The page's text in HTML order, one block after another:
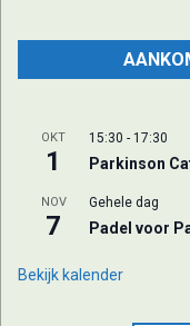
Bob
OKT
1
15:30 - 17:30
Parkinson
NOV
7
Gehele dag
Padel voor
Bekijk kalender